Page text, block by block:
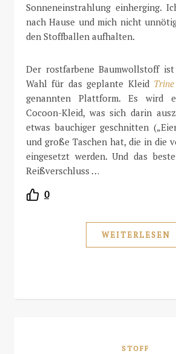
Sonneneinstrahlung einherging.
nach Hause und mich nicht
den Stoffballen aufhalten.
Der rostfarbene Baumwollstoff
Wahl für das geplante Kleid
genannten Plattform. Es wird
Cocoon-Kleid, was sich darin
etwas bauchiger geschnitten
und große Taschen hat, die in die
eingesetzt werden. Und das
Reißverschluss …
0
WEITERLESEN
STOFF